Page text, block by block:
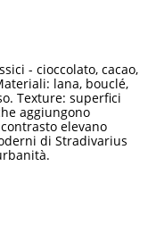
- cioccolato, cacao,
lana, bouclé,
Texture: superfici
aggiungono
elevano
di Stradivarius